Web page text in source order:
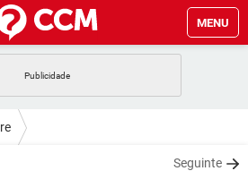
MENU
Seguinte